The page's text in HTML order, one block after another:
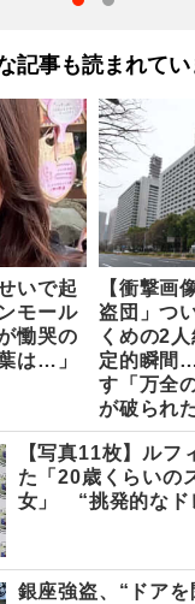
記事も読まれて
いで起
モール
慟哭の
は…」
【衝撃画
盗団」つ
くめの2
定的瞬間
す「万全
が破られ
【写真11枚】ルフ
た「20歳くらいの
女」 “挑発的なド
銀座強盗、“ドア